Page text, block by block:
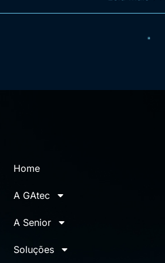
Home
A GAtec
A Senior
Soluções